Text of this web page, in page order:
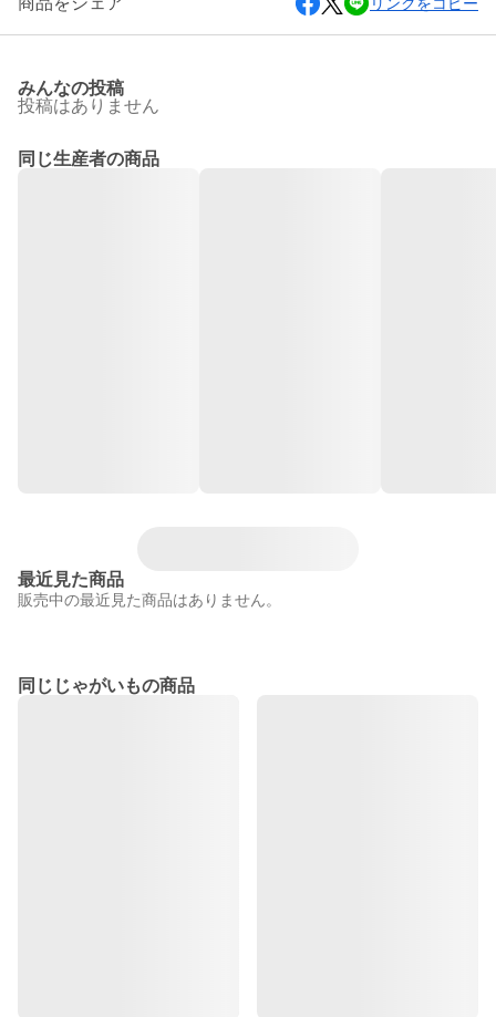
みんなの投稿
投稿はありません
同じ生産者の商品
最近見た商品
販売中の最近見た商品はありません。
同じじゃがいもの商品